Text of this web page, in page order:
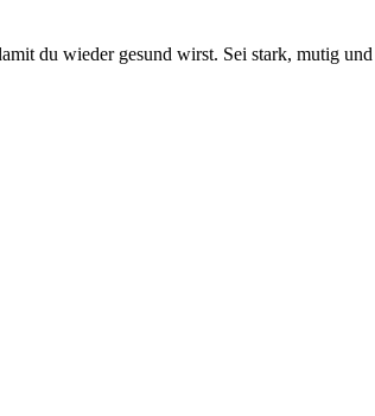
du wieder gesund wirst. Sei stark, mutig